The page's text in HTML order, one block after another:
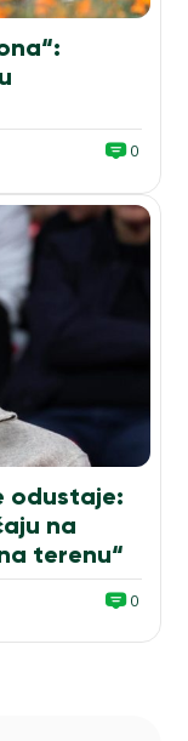
0
odustaje:
na
terenu“
0